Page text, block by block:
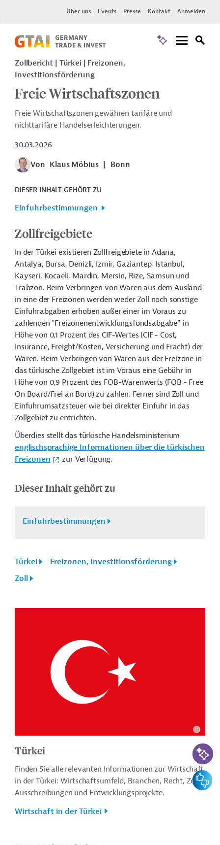
Über uns Events Presse Kontakt Anmelden
Zollbericht Türkei
Freizonen,
Investitionsförderung
Freie Wirtschaftszonen
Freie Wirtschaftszonen gewähren tarifäre und
nichttarifäre Handelserleichterungen.
30.03.2026
Von Klaus Möbius Bonn
DIESER INHALT GEHÖRT ZU
Einfuhrbestimmungen
Zollfreigebiete
In der Türkei existieren Zollfreigebiete in Adana,
Antalya, Bursa, Denizli, Izmir, Gaziantep, Istanbul,
Kayseri, Kocaeli, Mardin, Mersin, Rize, Samsun und
Trabzon. Beim Verbringen von Waren aus dem Ausland
in eine der Freizonen werden weder Zoll noch sonstige
Einfuhrabgaben erhoben außer einer im Voraus zu
zahlenden "Freizonenentwicklungsfondsabgabe“ in
Höhe von 0,1 Prozent des CIF-Wertes (CIF - Cost,
Insurance, Freight/Kosten, Versicherung und Fracht) der
Waren. Beim Verbringen von Waren aus der Freizone in
das türkische Zollgebiet ist im Voraus eine Gebühr in
Höhe von 0,9 Prozent des FOB-Warenwerts (FOB - Free
On Board/Frei an Bord) zu zahlen. Ferner sind Zoll und
Einfuhrumsatzsteuer wie bei direkter Einfuhr in das
Zollgebiet zu entrichten.
Überdies stellt das türkische Handelsministerium
englischsprachige Informationen über die türkischen
Freizonen
zur Verfügung.
Dieser Inhalt gehört zu
Einfuhrbestimmungen
Türkei
Freizonen, Investitionsförderung
Zoll
Türkei
Finden Sie alle relevanten Informationen zur Wirtschaft
in der Türkei: Wirtschaftsumfeld, Branchen, Recht, Zoll,
Ausschreibungen und Entwicklungsprojekte.
Wirtschaft in der Türkei
KI-